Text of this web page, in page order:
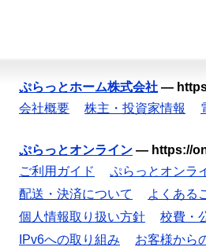
ぷらっとホーム株式会社 —
会社概要
株主・投資家情報
ぷらっとオンライン — https://
ご利用ガイド
ぷらっとオンラ
配送・決済について
よくある
個人情報取り扱い方針
校費・
IPv6への取り組み
お客様から